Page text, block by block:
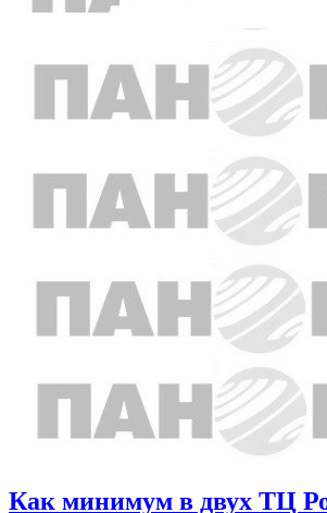
Как минимум в двух ТЦ